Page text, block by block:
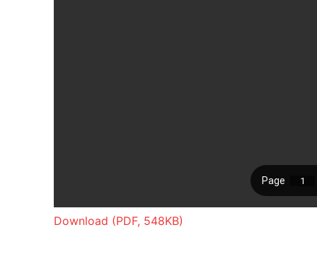
Download (PDF, 548KB)